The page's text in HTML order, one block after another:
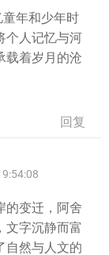
童年和少年时
个人记忆与河
载着岁月的沧
回复
的变迁，阿舍
文字沉静而富
自然与人文的